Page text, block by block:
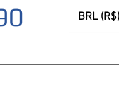
PreçoBRL (R$)